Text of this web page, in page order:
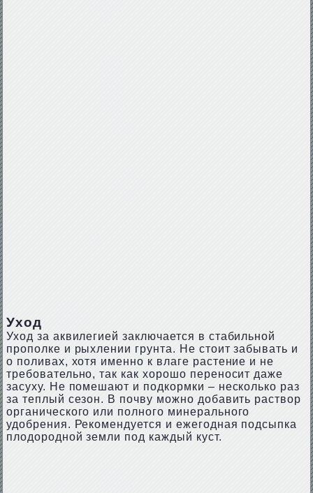
Уход
Уход за аквилегией заключается в стабильной
прополке и рыхлении грунта. Не стоит забывать и
о поливах, хотя именно к влаге растение и не
требовательно, так как хорошо переносит даже
засуху. Не помешают и подкормки – несколько раз
за теплый сезон. В почву можно добавить раствор
органического или полного минерального
удобрения. Рекомендуется и ежегодная подсыпка
плодородной земли под каждый куст.